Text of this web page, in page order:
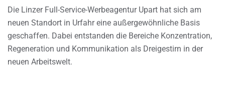
Die Linzer Full-Service-Werbeagentur Upart hat sich am
neuen Standort in Urfahr eine außergewöhnliche Basis
geschaffen. Dabei entstanden die Bereiche Konzentration,
Regeneration und Kommunikation als Dreigestirn in der
neuen Arbeitswelt.